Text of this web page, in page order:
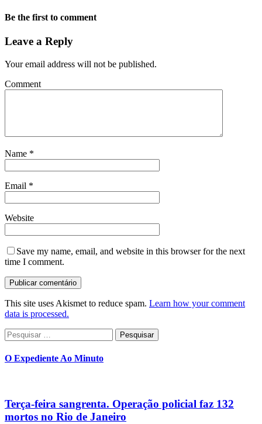
Be the first to comment
Leave a Reply
Your email address will not be published.
Comment
Name *
Email *
Website
Save my name, email, and website in this browser for the next
time I comment.
This site uses Akismet to reduce spam. Learn how your comment
data is processed.
Pesquisar
por:
O Expediente Ao Minuto
Terça-feira sangrenta. Operação policial faz 132
mortos no Rio de Janeiro